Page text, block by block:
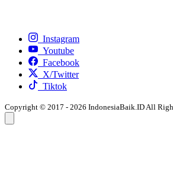
Instagram
Youtube
Facebook
X/Twitter
Tiktok
Copyright © 2017 - 2026 IndonesiaBaik.ID All